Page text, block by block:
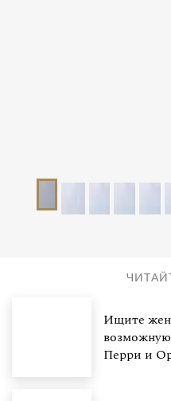
Ищите
Перри и